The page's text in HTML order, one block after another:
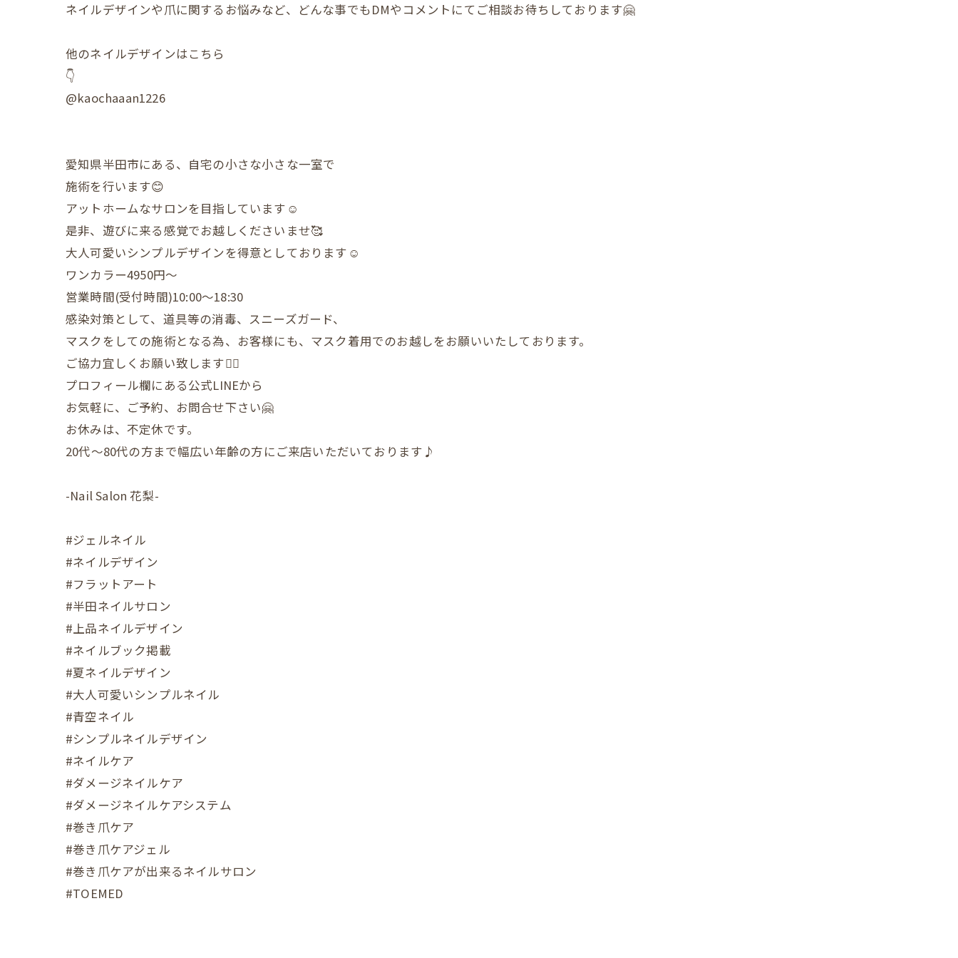
ネイルデザインや爪に関するお悩みなど、どんな事でもDMやコメントにてご相談お待ちしております🤗
他のネイルデザインはこちら
👇
@kaochaaan1226
愛知県半田市にある、自宅の小さな小さな一室で
施術を行います😊
アットホームなサロンを目指しています☺️
是非、遊びに来る感覚でお越しくださいませ🥰
大人可愛いシンプルデザインを得意としております☺️
ワンカラー4950円〜
営業時間(受付時間)10:00〜18:30
感染対策として、道具等の消毒、スニーズガード、
マスクをしての施術となる為、お客様にも、マスク着用でのお越しをお願いいたしております。
ご協力宜しくお願い致します🙇‍♀️
プロフィール欄にある公式LINEから
お気軽に、ご予約、お問合せ下さい🤗
お休みは、不定休です。
20代〜80代の方まで幅広い年齢の方にご来店いただいております♪
-Nail Salon 花梨-
#ジェルネイル
#ネイルデザイン
#フラットアート
#半田ネイルサロン
#上品ネイルデザイン
#ネイルブック掲載
#夏ネイルデザイン
#大人可愛いシンプルネイル
#青空ネイル
#シンプルネイルデザイン
#ネイルケア
#ダメージネイルケア
#ダメージネイルケアシステム
#巻き爪ケア
#巻き爪ケアジェル
#巻き爪ケアが出来るネイルサロン
#TOEMED